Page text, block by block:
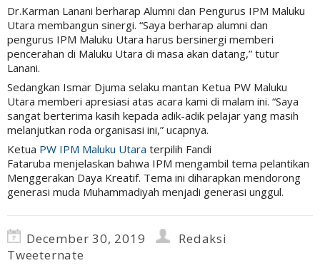
Dr.Karman Lanani berharap Alumni dan Pengurus IPM Maluku
Utara membangun sinergi. “Saya berharap alumni dan
pengurus IPM Maluku Utara harus bersinergi memberi
pencerahan di Maluku Utara di masa akan datang,” tutur
Lanani.
Sedangkan Ismar Djuma selaku mantan Ketua PW Maluku
Utara memberi apresiasi atas acara kami di malam ini. “Saya
sangat berterima kasih kepada adik-adik pelajar yang masih
melanjutkan roda organisasi ini,” ucapnya.
Ketua PW IPM Maluku Utara terpilih Fandi
Fataruba menjelaskan bahwa IPM mengambil tema pelantikan
Menggerakan Daya Kreatif. Tema ini diharapkan mendorong
generasi muda Muhammadiyah menjadi generasi unggul.
December 30, 2019
Redaksi
Tweeternate